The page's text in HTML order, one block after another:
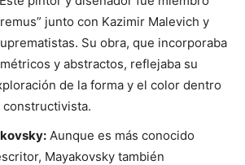
junto con Kazimir Malevich y
Su obra, que incorporaba
y abstractos, reflejaba su
de la forma y el color dentro
Aunque es más conocido
Mayakovsky también